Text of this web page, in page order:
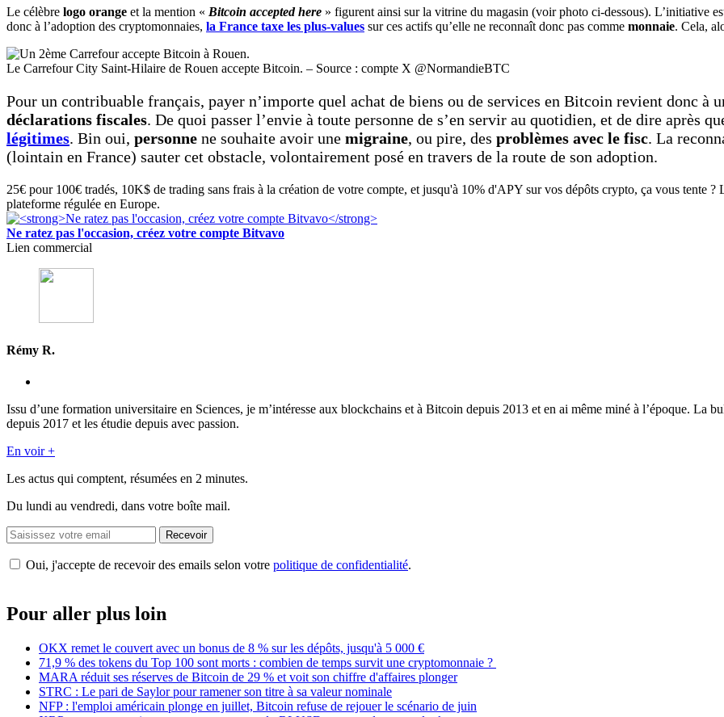
Le célèbre logo orange et la mention « Bitcoin accepted here » figurent ainsi sur la vitrine du magasin (voir photo ci-dessous). L’initiative
donc à l’adoption des cryptomonnaies, la France taxe les plus-values sur ces actifs qu’elle ne reconnaît donc pas comme monnaie. Cela,
Le Carrefour City Saint-Hilaire de Rouen accepte Bitcoin. – Source : compte X @NormandieBTC
Pour un contribuable français, payer n’importe quel achat de biens ou de services en Bitcoin revient donc à
déclarations fiscales. De quoi passer l’envie à toute personne de s’en servir au quotidien, et de dire après
légitimes. Bin oui, personne ne souhaite avoir une migraine, ou pire, des problèmes avec le fisc. La
(lointain en France) sauter cet obstacle, volontairement posé en travers de la route de son adoption.
25€ pour 100€ tradés, 10K$ de trading sans frais à la création de votre compte, et jusqu'à 10% d'APY sur vos dépôts crypto, ça vous tente
plateforme régulée en Europe.
Ne ratez pas l'occasion, créez votre compte Bitvavo
Lien commercial
Rémy R.
Issu d’une formation universitaire en Sciences, je m’intéresse aux blockchains et à Bitcoin depuis 2013 et en ai même miné à l’époque. La
depuis 2017 et les étudie depuis avec passion.
En voir +
Les actus qui comptent, résumées en 2 minutes.
Du lundi au vendredi, dans votre boîte mail.
Recevoir
Oui, j'accepte de recevoir des emails selon votre politique de confidentialité.
Pour aller plus loin
OKX remet le couvert avec un bonus de 8 % sur les dépôts, jusqu'à 5 000 €
71,9 % des tokens du Top 100 sont morts : combien de temps survit une cryptomonnaie ?
MARA réduit ses réserves de Bitcoin de 29 % et voit son chiffre d'affaires plonger
STRC : Le pari de Saylor pour ramener son titre à sa valeur nominale
NFP : l'emploi américain plonge en juillet, Bitcoin refuse de rejouer le scénario de juin